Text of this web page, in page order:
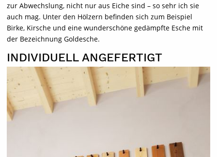
zur Abwechslung, nicht nur aus Eiche sind – so sehr ich sie
auch mag. Unter den Hölzern befinden sich zum Beispiel
Birke, Kirsche und eine wunderschöne gedämpfte Esche mit
der Bezeichnung Goldesche.
INDIVIDUELL ANGEFERTIGT